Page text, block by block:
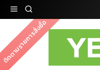
ติดตามรายการสั่งซื้อ